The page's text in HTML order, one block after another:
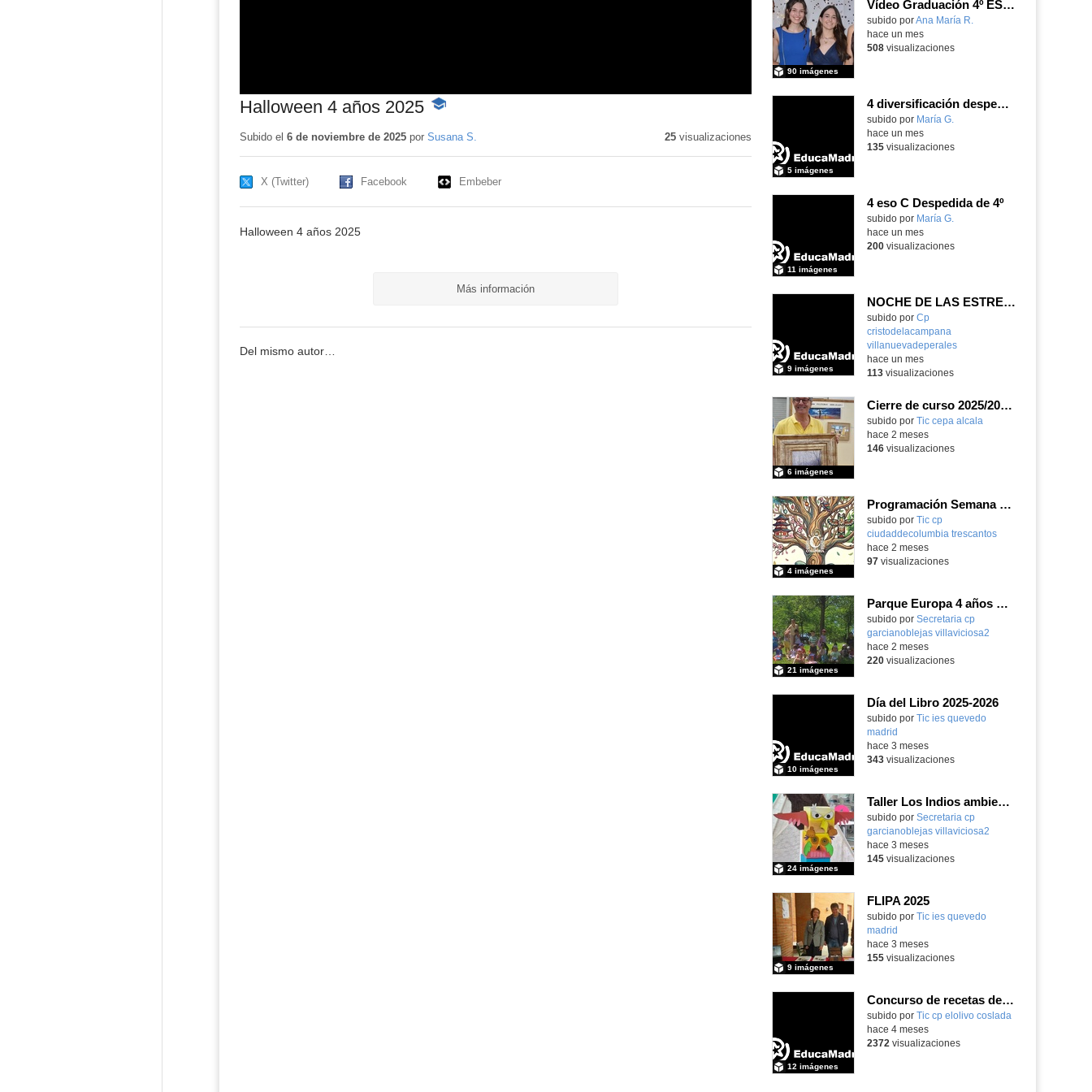
Halloween 4 años 2025 -
educativo
Subido el 6 de noviembre de 2025por Susana S. 25visualizaciones
X (Twitter) Facebook Embeber
Halloween 4 años 2025
Más información
Del mismo autor…
Vídeo Graduación 4º ESO 2025-2026
subido porAna María R.
90 imágenes
hace un mes
508visualizaciones
4 diversificación despedida de 4º
Contenido educativo.
subido por María G.
5 imágenes
hace un mes
135visualizaciones
4 eso C Despedida de 4º
Contenido educativo.
subido por María G.
11 imágenes
hace un mes
200visualizaciones
NOCHE DE LAS ESTRELLAS DE INFANTIL 5 AÑOS
subido por Cp
cristodelacampana
villanuevadeperales
9 imágenes
-
hace un mes
113visualizaciones
Cierre de curso 2025/2026 Asociación cultural Don Juan I
subido por Tic cepa alcala
6 imágenes
hace 2 meses
146visualizaciones
Programación Semana Cultural 2025-26
subido por Tic cp
ciudaddecolumbia trescantos
4 imágenes
-
hace 2 meses
97visualizaciones
Parque Europa 4 años Pequeño oeste 2025-26
Contenido educativo.
subido por Secretaria cp
garcianoblejas villaviciosa2
21 imágenes
hace 2 meses
220visualizaciones
Día del Libro 2025-2026
subido por Tic ies quevedo
madrid
10 imágenes
hace 3 meses
343visualizaciones
Taller Los Indios ambientación y actividades 13 mayo 4 años
subido por Secretaria cp
garcianoblejas villaviciosa2
24 imágenes
hace 3 meses
145visualizaciones
FLIPA 2025
subido por Tic ies quevedo
madrid
9 imágenes
hace 3 meses
155visualizaciones
Concurso de recetas de los abuelos CEIP El Olivo 2025/26
subido por Tic cp elolivo coslada
12 imágenes
hace 4 meses
2372 visualizaciones